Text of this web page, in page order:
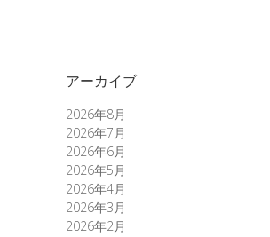
アーカイブ
2026年8月
2026年7月
2026年6月
2026年5月
2026年4月
2026年3月
2026年2月